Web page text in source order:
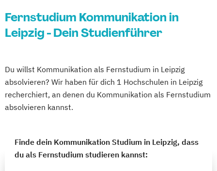
Fernstudium Kommunikation in
Leipzig - Dein Studienführer
Du willst Kommunikation als Fernstudium in Leipzig
absolvieren? Wir haben für dich 1 Hochschulen in Leipzig
recherchiert, an denen du Kommunikation als Fernstudium
absolvieren kannst.
Finde dein Kommunikation Studium in Leipzig, dass
du als Fernstudium studieren kannst: